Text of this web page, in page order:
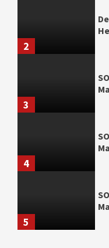
2
3
4
5